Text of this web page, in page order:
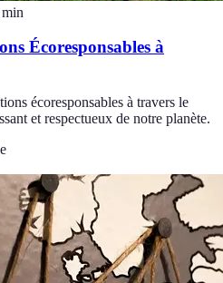
min
Écoresponsables à
écoresponsables à travers le
et respectueux de notre planète.